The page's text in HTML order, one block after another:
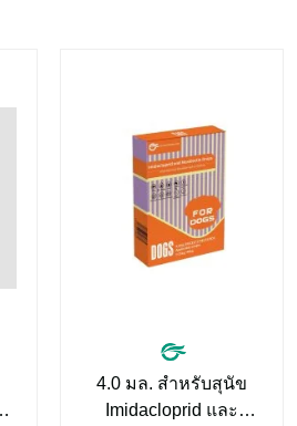
4.0 มล. สำหรับสุนัข
Imidacloprid และ